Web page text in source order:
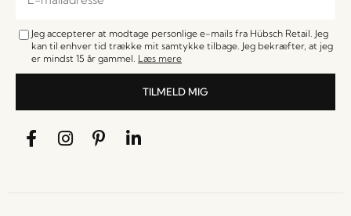
Jeg accepterer at modtage personlige e-mails fra Hübsch Retail. Jeg
kan til enhver tid trække mit samtykke tilbage. Jeg bekræfter, at jeg
er mindst 15 år gammel. Læs mere
TILMELD MIG